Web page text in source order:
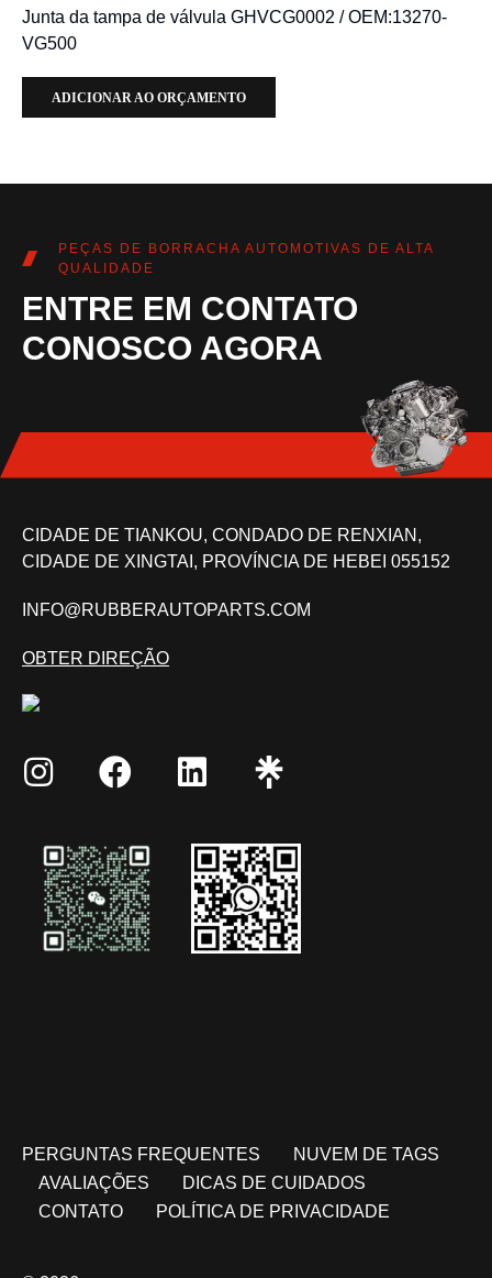
Junta da tampa de válvula GHVCG0002 / OEM:13270-
VG500
ADICIONAR AO ORÇAMENTO
PEÇAS DE BORRACHA AUTOMOTIVAS DE ALTA
QUALIDADE
ENTRE EM CONTATO
CONOSCO AGORA
CIDADE DE TIANKOU, CONDADO DE RENXIAN,
CIDADE DE XINGTAI, PROVÍNCIA DE HEBEI 055152
INFO@RUBBERAUTOPARTS.COM
OBTER DIREÇÃO
PERGUNTAS FREQUENTES
NUVEM DE TAGS
AVALIAÇÕES
DICAS DE CUIDADOS
CONTATO
POLÍTICA DE PRIVACIDADE